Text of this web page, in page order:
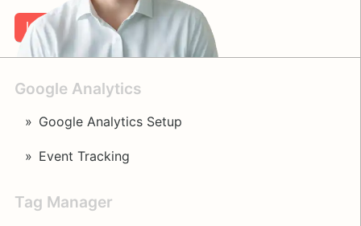
Leistungen
Google Analytics
Google Analytics Setup
Event Tracking
Tag Manager